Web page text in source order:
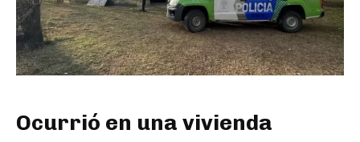
Ocurrió en una vivienda